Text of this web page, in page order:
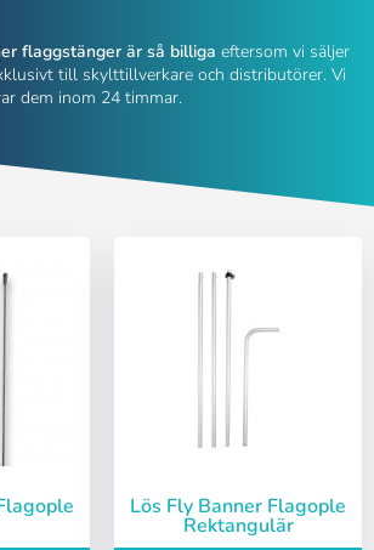
flaggstänger är så billiga eftersom vi säljer
till skylttillverkare och distributörer. Vi
dem inom 24 timmar.
Lös Fly Banner Flagople
Rektangulär